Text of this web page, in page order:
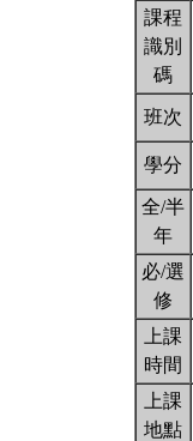
課程
識別
碼
班次
學分
全/半
年
必/選
修
上課
時間
上課
地點